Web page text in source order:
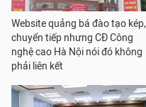
Website quảng bá đào tạo kép,
chuyển tiếp nhưng CĐ Công
nghệ cao Hà Nội nói đó không
phải liên kết